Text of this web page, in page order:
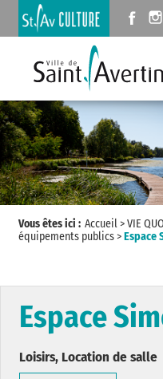
Vous êtes ici : Accueil>VIE
équipements publics>Espace
Espace
Loisirs, Location de salle